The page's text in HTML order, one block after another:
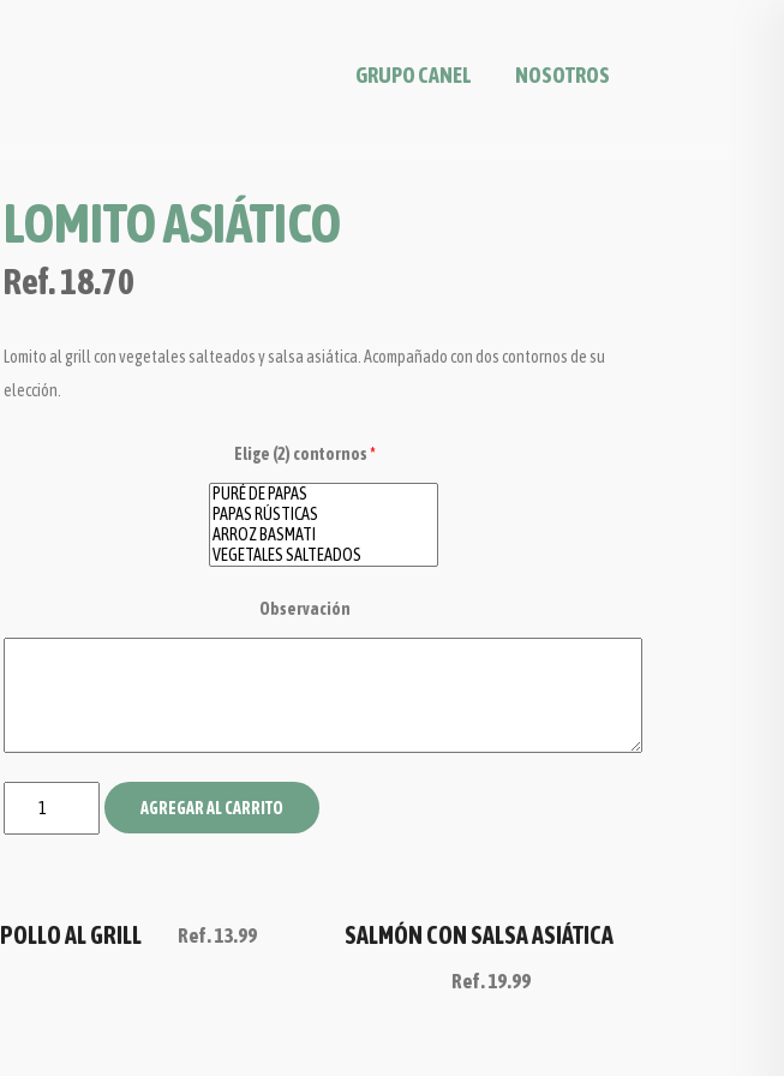
GRUPO CANEL NOSOTROS
LOMITO ASIÁTICO
Ref.18.70
Lomito al grill con vegetales salteados y salsa asiática. Acompañado con dos contornos de su
elección.
Elige (2) contornos*
Observación
AGREGAR AL CARRITO
POLLO AL GRILL Ref.13.99 SALMÓN CON SALSA ASIÁTICA
Ref.19.99